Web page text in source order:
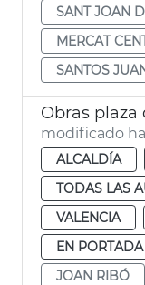
SANT JOAN
MERCAT
SANTOS
Obras plaza
modificado
ALCALDÍA
TODAS LAS
VALENCIA
EN
JOAN RIBÓ